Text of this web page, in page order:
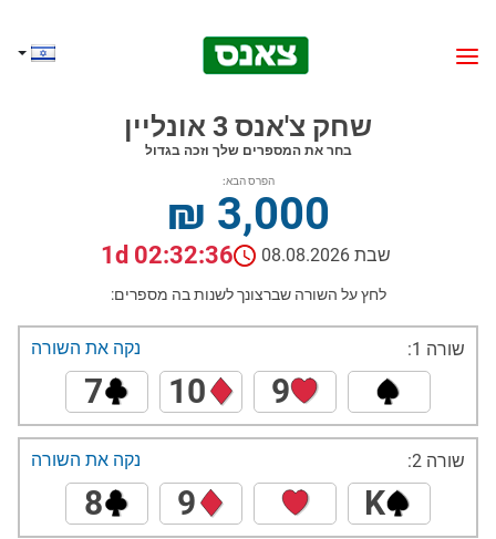
שחק צ'אנס 3 אונליין
בחר את המספרים שלך וזכה בגדול
הפרס הבא:
₪ 3,000
שבת 08.08.2026 1d 02:32:35
לחץ על השורה שברצונך לשנות בה מספרים:
שורה 1:
9
10
7
נקה את השורה
שורה 2:
K
9
8
נקה את השורה